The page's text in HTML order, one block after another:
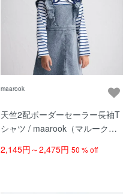
maarook
天竺2配ボーダーセーラー長袖T
シャツ / maarook（マルーク） /
2,145円～2,475円 50 % off